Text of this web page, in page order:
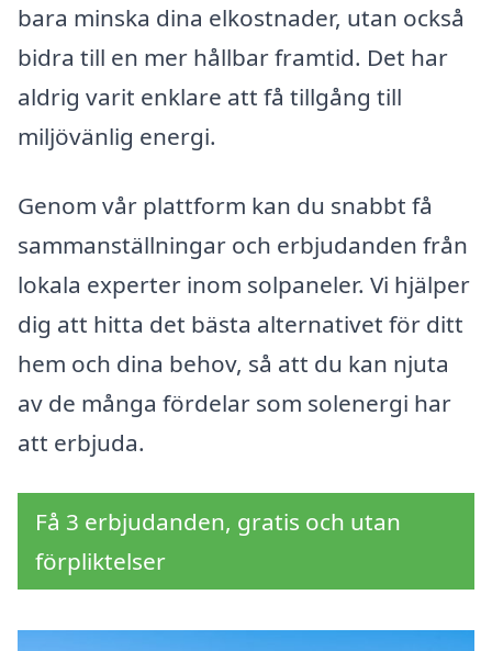
bara minska dina elkostnader, utan också
bidra till en mer hållbar framtid. Det har
aldrig varit enklare att få tillgång till
miljövänlig energi.
Genom vår plattform kan du snabbt få
sammanställningar och erbjudanden från
lokala experter inom solpaneler. Vi hjälper
dig att hitta det bästa alternativet för ditt
hem och dina behov, så att du kan njuta
av de många fördelar som solenergi har
att erbjuda.
Få 3 erbjudanden, gratis och utan
förpliktelser